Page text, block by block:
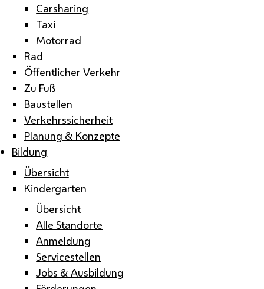
Carsharing
Taxi
Motorrad
Rad
Öffentlicher Verkehr
Zu Fuß
Baustellen
Verkehrssicherheit
Planung & Konzepte
Bildung
Übersicht
Kindergarten
Übersicht
Alle Standorte
Anmeldung
Servicestellen
Jobs & Ausbildung